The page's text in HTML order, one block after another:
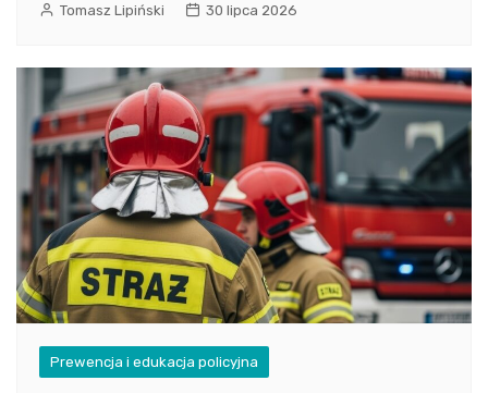
Tomasz Lipiński 30 lipca 2026
Prewencja i edukacja policyjna